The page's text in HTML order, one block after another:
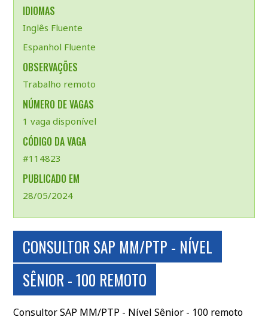
IDIOMAS
Inglês Fluente
Espanhol Fluente
OBSERVAÇÕES
Trabalho remoto
NÚMERO DE VAGAS
1 vaga disponível
CÓDIGO DA VAGA
#114823
PUBLICADO EM
28/05/2024
CONSULTOR SAP MM/PTP - NÍVEL
SÊNIOR - 100 REMOTO
Consultor SAP MM/PTP - Nível Sênior - 100 remoto